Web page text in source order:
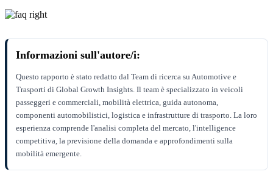
Informazioni sull'autore/i:
Questo rapporto è stato redatto dal Team di ricerca su Automotive e
Trasporti di Global Growth Insights. Il team è specializzato in veicoli
passeggeri e commerciali, mobilità elettrica, guida autonoma,
componenti automobilistici, logistica e infrastrutture di trasporto. La loro
esperienza comprende l'analisi completa del mercato, l'intelligence
competitiva, la previsione della domanda e approfondimenti sulla
mobilità emergente.